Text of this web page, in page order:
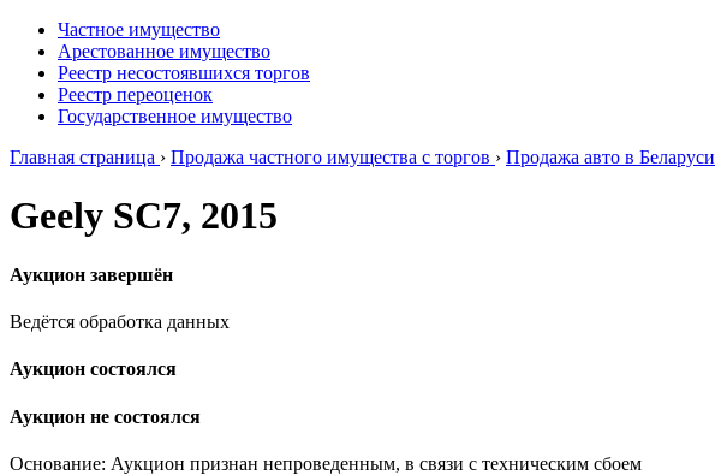
Частное имущество
Арестованное имущество
Реестр несостоявшихся торгов
Реестр переоценок
Государственное имущество
Главная страница › Продажа частного имущества с торгов › Продажа авто в Беларуси
Geely SC7, 2015
Аукцион завершён
Ведётся обработка данных
Аукцион состоялся
Аукцион не состоялся
Основание: Аукцион признан непроведенным, в связи с техническим сбоем